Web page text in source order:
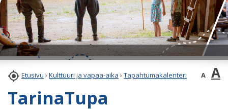
 Etusivu › Kulttuuri ja vapaa-aika › Tapahtumakalenteri A A
TarinaTupa